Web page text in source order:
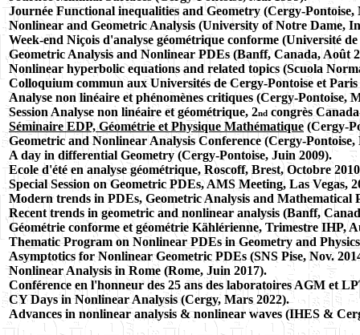
Journée Functional inequalities and Geometry (Cergy-Pontoise,
Nonlinear and Geometric Analysis (University of Notre Dame,
Week-end Niçois d'analyse géométrique conforme (Université
Geometric Analysis and Nonlinear PDEs (Banff, Canada, Août
Nonlinear hyperbolic equations and related topics (Scuola
Colloquium commun aux Universités de Cergy-Pontoise et Paris
Analyse non linéaire et phénomènes critiques (Cergy-Pontoise,
Session Analyse non linéaire et géométrique, 2nd congrès
Séminaire EDP, Géométrie et Physique Mathématique (Cergy-
Geometric and Nonlinear Analysis Conference (Cergy-Pontoise,
A day in differential Geometry(Cergy-Pontoise, Juin 2009).
Ecole d'été en analyse géométrique, Roscoff, Brest, Octobre
Special Session on Geometric PDEs, AMS Meeting, Las Vegas,
Modern trends in PDEs, Geometric Analysis and Mathematical
Recent trends in geometric and nonlinear analysis (Banff,
Géométrie conforme et géométrie Kählérienne, Trimestre IHP,
Thematic Program on Nonlinear PDEs in Geometry and
Asymptotics for Nonlinear Geometric PDEs (SNS Pise, Nov.
Nonlinear Analysis in Rome (Rome, Juin 2017).
Conférence en l'honneur des 25 ans des laboratoires AGM et
CY Days in Nonlinear Analysis (Cergy, Mars 2022).
Advances in nonlinear analysis & nonlinear waves (IHES &